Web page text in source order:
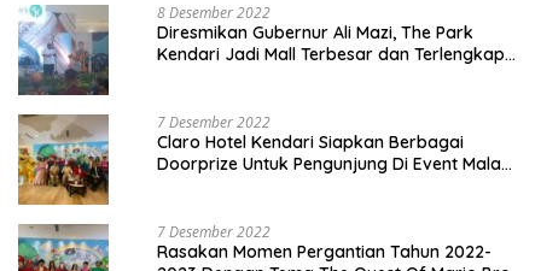
8 Desember 2022
Diresmikan Gubernur Ali Mazi, The Park
Kendari Jadi Mall Terbesar dan Terlengkap
7 Desember 2022
Claro Hotel Kendari Siapkan Berbagai
Doorprize Untuk Pengunjung Di Event Malam
7 Desember 2022
Rasakan Momen Pergantian Tahun 2022-